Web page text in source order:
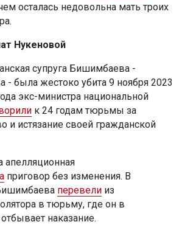
осталась недовольна мать троих
Нукеновой
супруга Бишимбаева -
- была жестоко убита 9 ноября 2023
экс-министра национальной
к 24 годам тюрьмы за
и истязание своей гражданской
апелляционная
приговор без изменения. В
перевели из
в тюрьму, где он в
наказание.